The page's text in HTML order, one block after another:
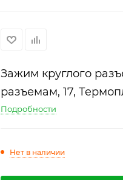
Зажим круглого
разъемам, 17,
Подробности
Нет в наличии